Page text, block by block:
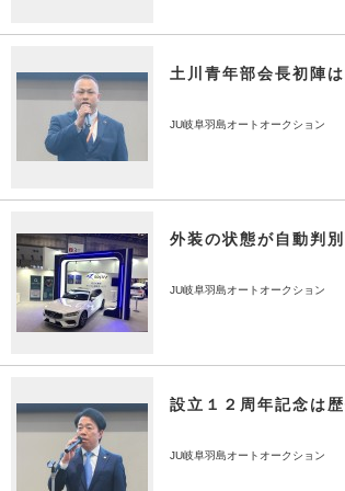
土川青年部会長初陣
JU岐阜羽島オートオークション
外装の状態が自動判
JU岐阜羽島オートオークション
設立１２周年記念は
JU岐阜羽島オートオークション